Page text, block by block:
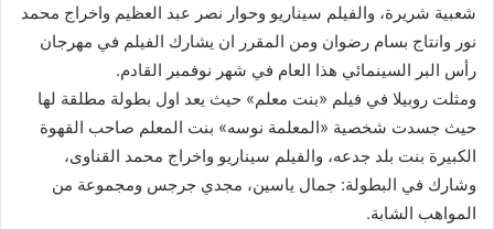
شعبية شريرة، والفيلم سيناريو وحوار نصر عبد العظيم واخراج محمد
نور وانتاج بسام رضوان ومن المقرر ان يشارك الفيلم في مهرجان
رأس البر السينمائي هذا العام في شهر نوفمبر القادم.
ومثلت روبيلا في فيلم «بنت معلم» حيث يعد اول بطولة مطلقة لها
حيث جسدت شخصية «المعلمة نوسه» بنت المعلم صاحب القهوة
الكبيرة بنت بلد جدعه، والفيلم سيناريو واخراج محمد القناوى،
وشارك في البطولة: جمال ياسين، مجدي جرجس ومجموعة من
المواهب الشابة.